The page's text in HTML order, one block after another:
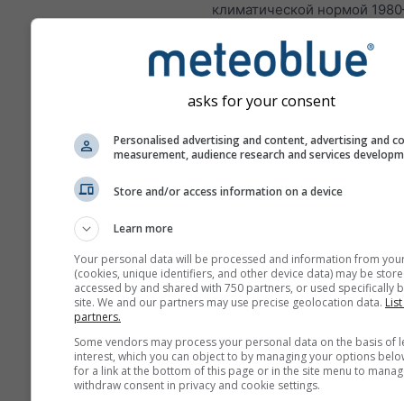
климатической нормой
влажнее, а коричневые —
обычного.
Изменение климата —
по месяцам
Jan Feb Mar
May Jun Jul
Sep Oct Nov
asks for your consent
Personalised advertising and content, advertising and
measurement, audience research and services
Store and/or access information on a device
Learn more
Your personal data will be processed and information from
(cookies, unique identifiers, and other device data) may be
accessed by and shared with 750 partners, or used specifically
site. We and our partners may use precise geolocation data.
partners.
Some vendors may process your personal data on the basis of
interest, which you can object to by managing your options
for a link at the bottom of this page or in the site menu to
withdraw consent in privacy and cookie settings.